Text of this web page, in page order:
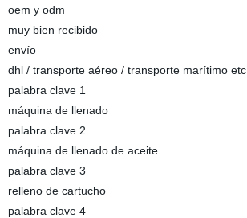
oem y odm
muy bien recibido
envío
dhl / transporte aéreo / transporte marítimo etc
palabra clave 1
máquina de llenado
palabra clave 2
máquina de llenado de aceite
palabra clave 3
relleno de cartucho
palabra clave 4